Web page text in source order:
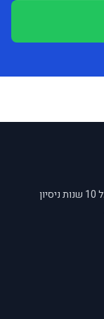
חברת פוליש וניקיון מקצועית באזור מרכז הארץ. מעל 10 שנות ניסיון